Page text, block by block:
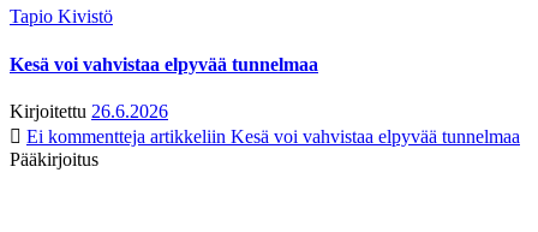
Tapio Kivistö
Kesä voi vahvistaa elpyvää tunnelmaa
Kirjoitettu 26.6.2026
Ei kommentteja artikkeliin Kesä voi vahvistaa elpyvää tunnelmaa
Pääkirjoitus